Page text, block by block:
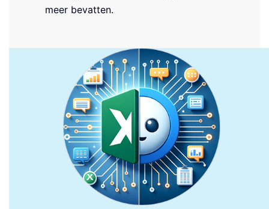
meer bevatten.